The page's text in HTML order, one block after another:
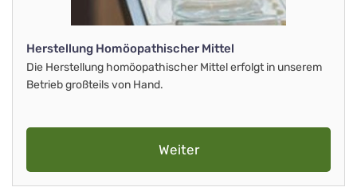
Herstellung Homöopathischer Mittel
Die Herstellung homöopathischer Mittel erfolgt in unserem
Betrieb großteils von Hand.
Weiter